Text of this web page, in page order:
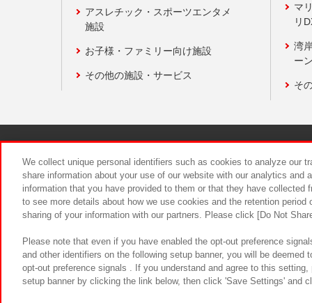
アスレチック・スポーツエンタメ
施設
お子様・ファミリー向け施設
その他の施設・サービス
マ
リ
湾
ー
そ
食品のご
We collect unique personal identifiers such as cookies to analyze our
share information about your use of our website with our analytics and
information that you have provided to them or that they have
to see more details about how we use cookies and the retention
sharing of your information with our partners. Please click [Do Not
Please note that even if you have enabled the opt-out preference
and other identifiers on the following setup banner, you will be
opt-out preference signals . If you understand and agree to this
setup banner by clicking the link below, then click 'Save Settings' and